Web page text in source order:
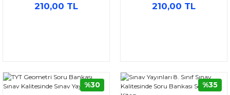
210,00 TL 210,00 TL
%30 %35